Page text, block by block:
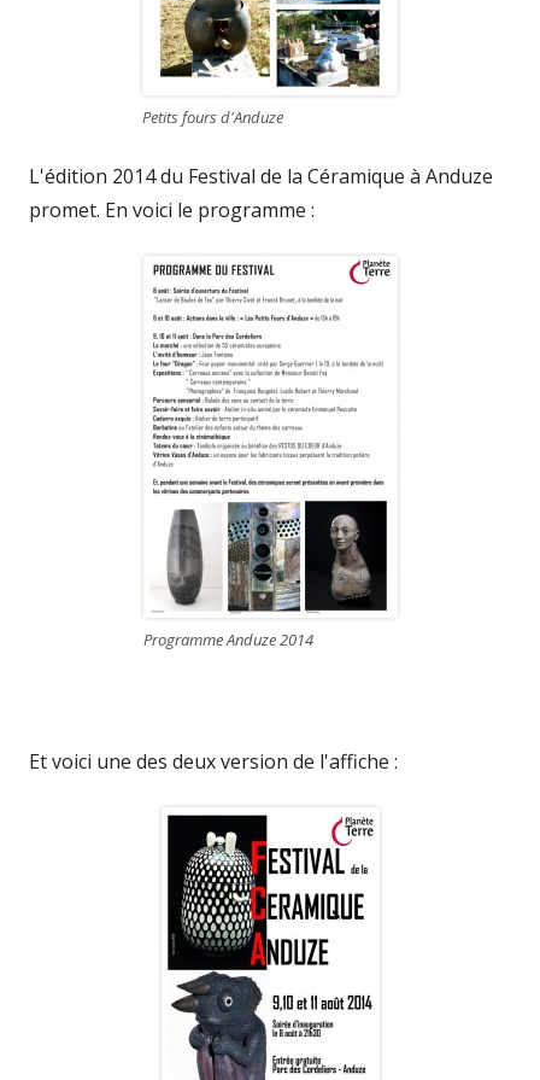
Petits fours d'Anduze
L'édition 2014 du Festival de la Céramique à Anduze
promet. En voici le programme :
Programme Anduze 2014
Et voici une des deux version de l'affiche :